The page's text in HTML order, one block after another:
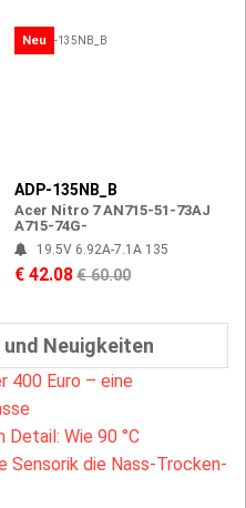
Neu
ADP-135NB_B
Acer Nitro 7 AN715-51-73AJ
A715-74G-
19.5V 6.92A-7.1A 135
€ 42.08€ 60.00
Neuigkeiten
400 Euro – eine
Detail: Wie 90 °C
Sensorik die Nass-Trocken-